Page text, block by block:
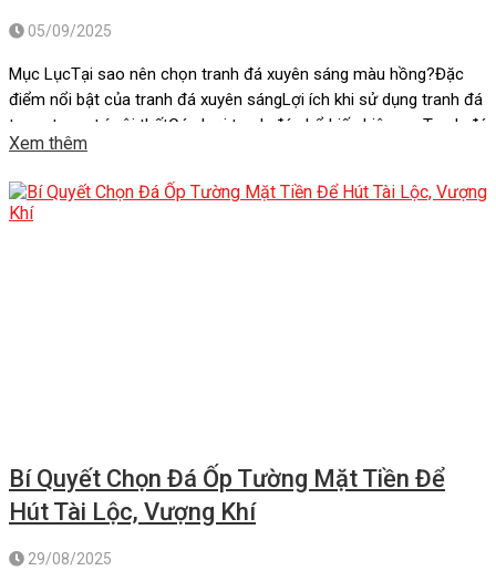
05/09/2025
Mục LụcTại sao nên chọn tranh đá xuyên sáng màu hồng?Đặc
điểm nổi bật của tranh đá xuyên sángLợi ích khi sử dụng tranh đá
trong trang trí nội thấtCác loại tranh đá phổ biến hiện nayTranh đá
màu hồng: Vẻ đẹp ngọt ngào và lôi cuốnTranh đá xuyên sáng
Xem thêm
Bí Quyết Chọn Đá Ốp Tường Mặt Tiền Để
Hút Tài Lộc, Vượng Khí
29/08/2025